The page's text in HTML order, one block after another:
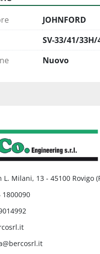
JOHNFORD
SV-33/41/33H/
Nuovo
L. Milani, 13 - 45100 Rovigo
1800090